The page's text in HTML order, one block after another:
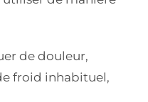
de douleur,
froid inhabituel,